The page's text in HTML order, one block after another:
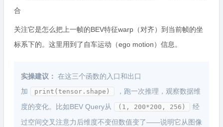
合
关注它是怎么把上一帧的BEV特征warp（对齐）到当前帧的坐
标系下的。这里用到了自车运动（ego motion）信息。
实操建议： 在这三个函数的入口和出口
加
print(tensor.shape)
，跑一次推理，观察数据维
度的变化。比如BEV Query从
(1, 200*200, 256)
经
过空间交叉注意力后维度不变但数值变了——说明它从图像